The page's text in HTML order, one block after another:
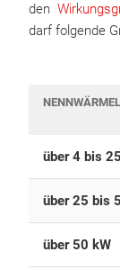
den
darf folgende
über 4 bis
über 25 bis
über 50 kW